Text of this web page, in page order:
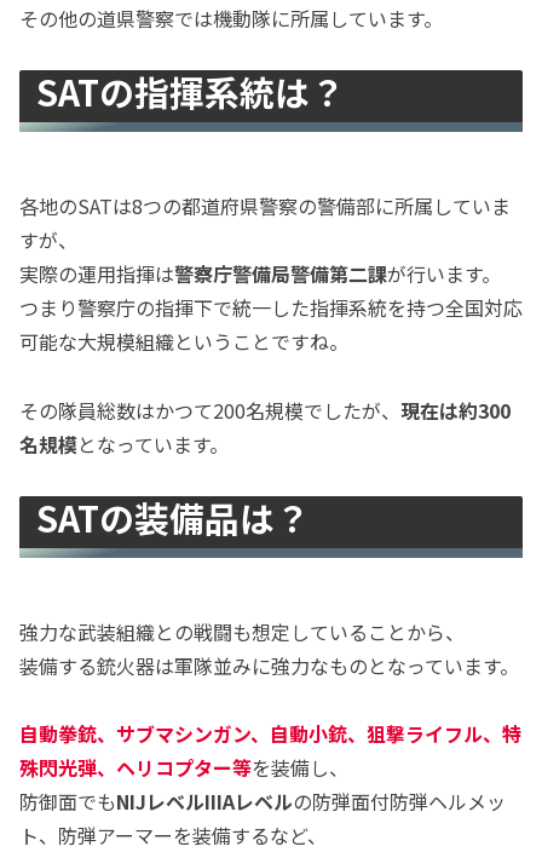
その他の道県警察では機動隊に所属しています。
SATの指揮系統は？
各地のSATは8つの都道府県警察の警備部に所属していま
すが、
実際の運用指揮は警察庁警備局警備第二課が行います。
つまり警察庁の指揮下で統一した指揮系統を持つ全国対応
可能な大規模組織ということですね。
その隊員総数はかつて200名規模でしたが、 現在は約300
名規模となっています。
SATの装備品は？
強力な武装組織との戦闘も想定していることから、
装備する銃火器は軍隊並みに強力なものとなっています。
自動拳銃、サブマシンガン、自動小銃、狙撃ライフル、特
殊閃光弾、ヘリコプター等を装備し、
防御面でもNIJレベルIIIAレベルの防弾面付防弾ヘルメッ
ト、防弾アーマーを装備するなど、